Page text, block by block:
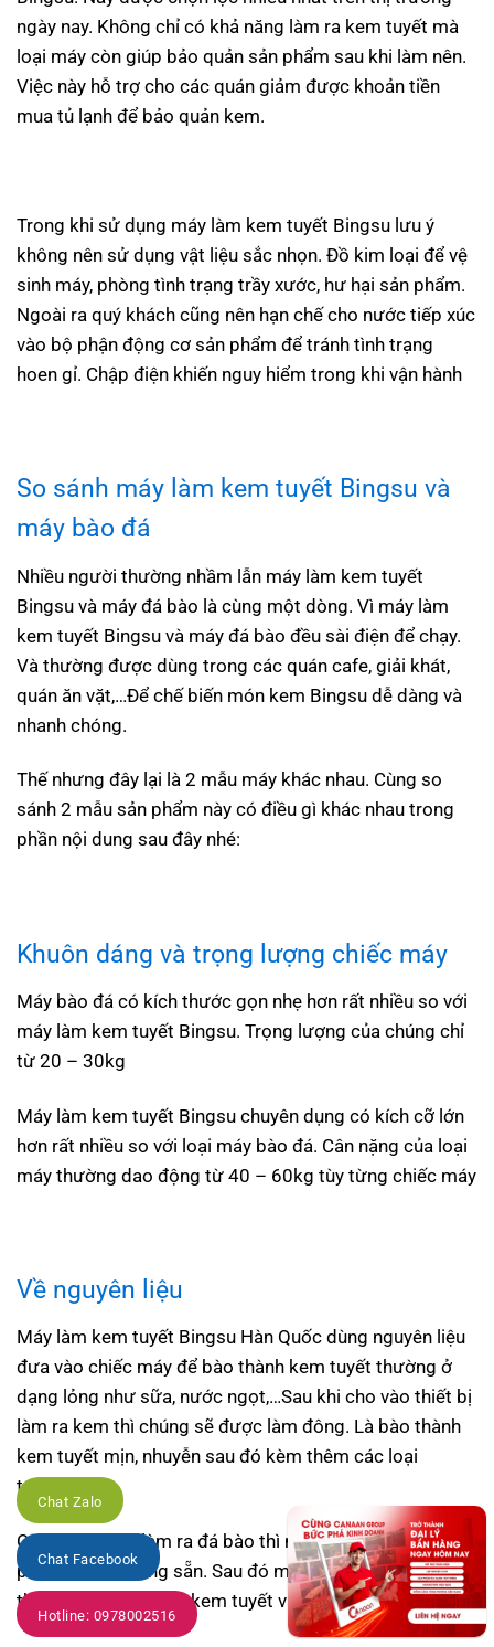
Chat Zalo
Chat Facebook
Hotline: 0978002516
ngày nay. Không chỉ có khả năng làm ra kem tuyết mà
loại máy còn giúp bảo quản sản phẩm sau khi làm nên.
Việc này hỗ trợ cho các quán giảm được khoản tiền
mua tủ lạnh để bảo quản kem.
Trong khi sử dụng máy làm kem tuyết Bingsu lưu ý
không nên sử dụng vật liệu sắc nhọn. Đồ kim loại để vệ
sinh máy, phòng tình trạng trầy xước, hư hại sản phẩm.
Ngoài ra quý khách cũng nên hạn chế cho nước tiếp xúc
vào bộ phận động cơ sản phẩm để tránh tình trạng
hoen gỉ. Chập điện khiến nguy hiểm trong khi vận hành
So sánh máy làm kem tuyết Bingsu và
máy bào đá
Nhiều người thường nhầm lẫn máy làm kem tuyết
Bingsu và máy đá bào là cùng một dòng. Vì máy làm
kem tuyết Bingsu và máy đá bào đều sài điện để chạy.
Và thường được dùng trong các quán cafe, giải khát,
quán ăn vặt,…Để chế biến món kem Bingsu dễ dàng và
nhanh chóng.
Thế nhưng đây lại là 2 mẫu máy khác nhau. Cùng so
sánh 2 mẫu sản phẩm này có điều gì khác nhau trong
phần nội dung sau đây nhé:
Khuôn dáng và trọng lượng chiếc máy
Máy bào đá có kích thước gọn nhẹ hơn rất nhiều so với
máy làm kem tuyết Bingsu. Trọng lượng của chúng chỉ
từ 20 – 30kg
Máy làm kem tuyết Bingsu chuyên dụng có kích cỡ lớn
hơn rất nhiều so với loại máy bào đá. Cân nặng của loại
máy thường dao động từ 40 – 60kg tùy từng chiếc máy
Về nguyên liệu
Máy làm kem tuyết Bingsu Hàn Quốc dùng nguyên liệu
đưa vào chiếc máy để bào thành kem tuyết thường ở
dạng lỏng như sữa, nước ngọt,…Sau khi cho vào thiết bị
làm ra kem thì chúng sẽ được làm đông. Là bào thành
kem tuyết mịn, nhuyễn sau đó kèm thêm các loại
topping
Còn dòng máy làm ra đá bào thì nguyên liệu cho vào
phải là đá đã đông sẵn. Sau đó mới thực hiện cho vào
thiết bị để bào thành kem tuyết và cho thêm topping